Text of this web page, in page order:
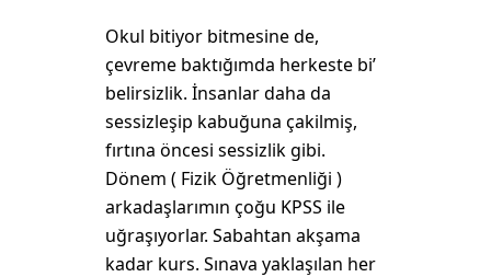
Okul bitiyor bitmesine de,
çevreme baktığımda herkeste bi’
belirsizlik. İnsanlar daha da
sessizleşip kabuğuna çakilmiş,
fırtına öncesi sessizlik gibi.
Dönem ( Fizik Öğretmenliği )
arkadaşlarımın çoğu KPSS ile
uğraşıyorlar. Sabahtan akşama
kadar kurs. Sınava yaklaşılan her